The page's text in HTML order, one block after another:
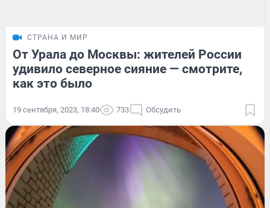
СТРАНА И МИР
От Урала до Москвы: жителей России
удивило северное сияние — смотрите,
как это было
19 сентября, 2023, 18:40 733 Обсудить